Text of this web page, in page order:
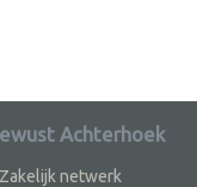
Achterhoek
Zakelijk netwerk